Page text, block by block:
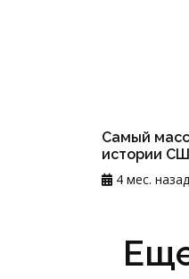
Самый
истории
4 мес. назад